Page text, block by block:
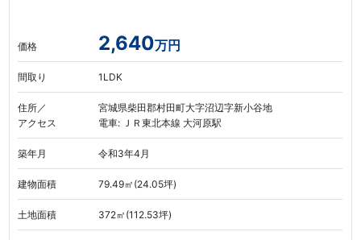
価格 2,640万円
間取り 1LDK
住所／
アクセス
宮城県柴田郡村田町大字沼辺字新小谷地
電車: ＪＲ東北本線 大河原駅
築年月 令和3年4月
建物面積 79.49㎡(24.05坪)
土地面積 372㎡(112.53坪)